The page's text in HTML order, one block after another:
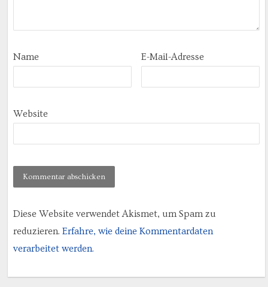
Name E-Mail-Adresse
Website
Diese Website verwendet Akismet, um Spam zu
reduzieren. Erfahre, wie deine Kommentardaten
verarbeitet werden.